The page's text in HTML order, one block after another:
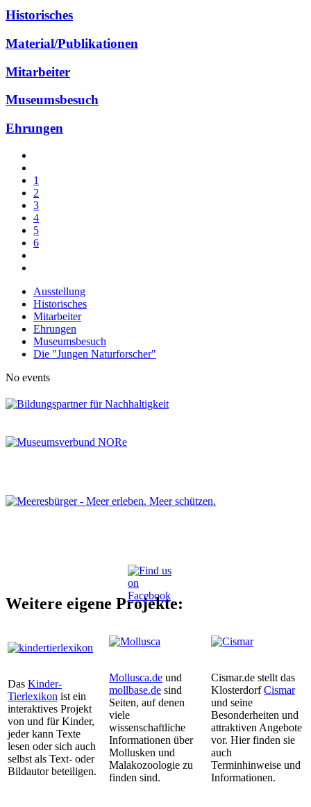
Historisches
Material/Publikationen
Mitarbeiter
Museumsbesuch
Ehrungen
1
2
3
4
5
6
Ausstellung
Historisches
Mitarbeiter
Ehrungen
Museumsbesuch
Die "Jungen Naturforscher"
No events
Weitere eigene Projekte:
Das Kinder-
Tierlexikon ist ein
interaktives Projekt
von und für Kinder,
jeder kann Texte
lesen oder sich auch
selbst als Text- oder
Bildautor beteiligen.
Mollusca.de und
mollbase.de sind
Seiten, auf denen
viele
wissenschaftliche
Informationen über
Mollusken und
Malakozoologie zu
finden sind.
Cismar.de stellt das
KlosterdorfCismar
und seine
Besonderheiten und
attraktiven Angebote
vor. Hier finden sie
auch
Terminhinweise und
Informationen.